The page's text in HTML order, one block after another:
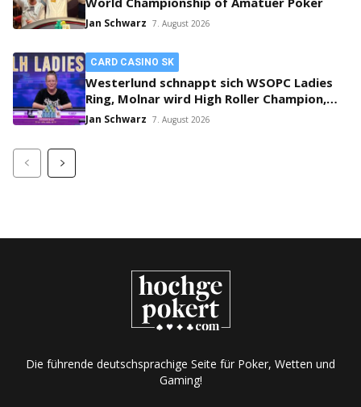
Jan Schwarz 7. August 2026
CARD CASINO SK
Westerlund schnappt sich WSOPC Ladies
Ring, Molnar wird High Roller Champion,
Main Event gestartet!
Jan Schwarz 7. August 2026
Die führende deutschsprachige Seite für Poker, Wetten und
Gaming!